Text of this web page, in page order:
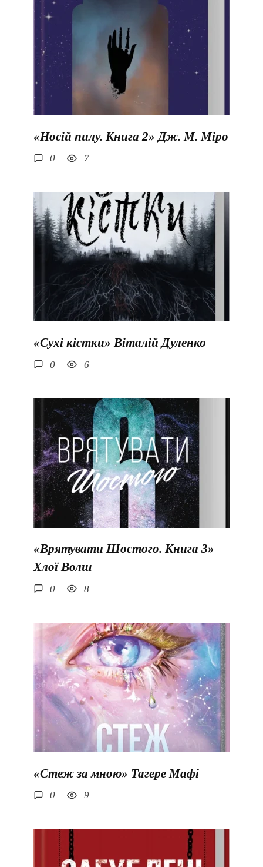
«Носій пилу. Книга 2» Дж. М. Міро
0 7
«Сухі кістки» Віталій Дуленко
0 6
«Врятувати Шостого. Книга 3»
Хлої Волш
0 8
«Стеж за мною» Тагере Мафі
0 9